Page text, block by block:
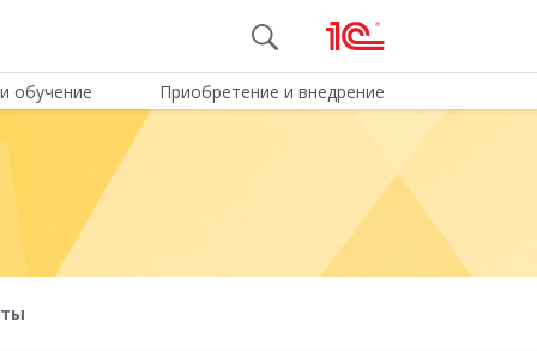
обучение Приобретение и внедрение